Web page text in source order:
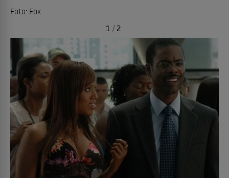
Foto: Fox
1 / 2